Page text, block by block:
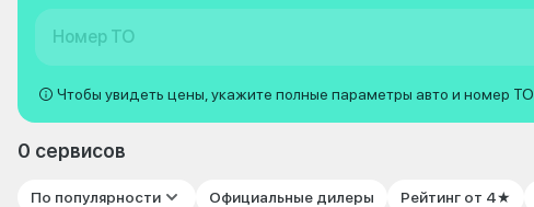
Номер ТО
Чтобы увидеть цены, укажите полные параметры авто и номер ТО
0 сервисов
По популярности Официальные дилеры Рейтинг от 4★